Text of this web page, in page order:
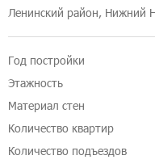
Ленинский район, Нижний
Год постройки
Этажность
Материал стен
Количество квартир
Количество подъездов